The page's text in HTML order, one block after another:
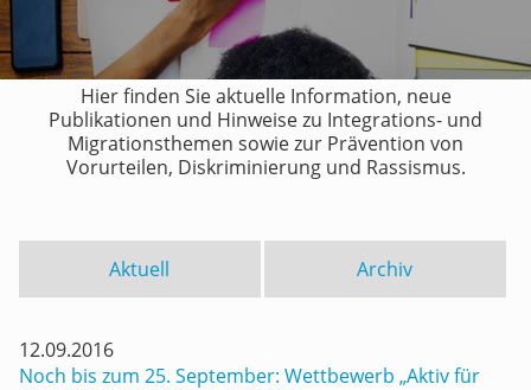
Hier finden Sie aktuelle Information, neue
Publikationen und Hinweise zu Integrations- und
Migrationsthemen sowie zur Prävention von
Vorurteilen, Diskriminierung und Rassismus.
Aktuell Archiv
12.09.2016
Noch bis zum 25. September: Wettbewerb „Aktiv für